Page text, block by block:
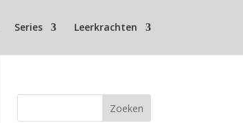
Series Leerkrachten